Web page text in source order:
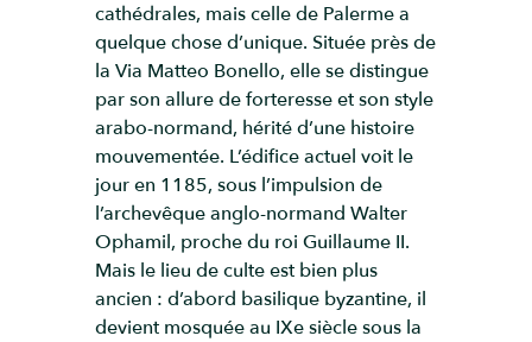
cathédrales, mais celle de Palerme a
quelque chose d’unique. Située près de
la Via Matteo Bonello, elle se distingue
par son allure de forteresse et son style
arabo-normand, hérité d’une histoire
mouvementée. L’édifice actuel voit le
jour en 1185, sous l’impulsion de
l’archevêque anglo-normand Walter
Ophamil, proche du roi Guillaume II.
Mais le lieu de culte est bien plus
ancien : d’abord basilique byzantine, il
devient mosquée au IXe siècle sous la